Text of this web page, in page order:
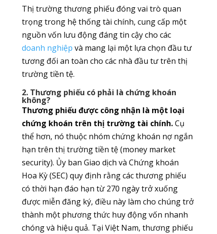
Thị trường thương phiếu đóng vai trò quan
trọng trong hệ thống tài chính, cung cấp một
nguồn vốn lưu động đáng tin cậy cho các
doanh nghiệp và mang lại một lựa chọn đầu tư
tương đối an toàn cho các nhà đầu tư trên thị
trường tiền tệ.
2. Thương phiếu có phải là chứng khoán
không?
Thương phiếu được công nhận là một loại
chứng khoán trên thị trường tài chính.Cụ
thể hơn, nó thuộc nhóm chứng khoán nợ ngắn
hạn trên thị trường tiền tệ (money market
security). Ủy ban Giao dịch và Chứng khoán
Hoa Kỳ (SEC) quy định rằng các thương phiếu
có thời hạn đáo hạn từ 270 ngày trở xuống
được miễn đăng ký, điều này làm cho chúng trở
thành một phương thức huy động vốn nhanh
chóng và hiệu quả. Tại Việt Nam, thương phiếu